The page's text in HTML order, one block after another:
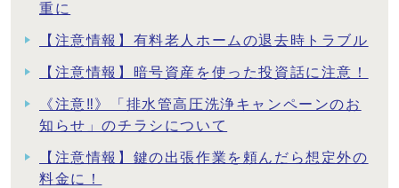
重に
【注意情報】有料老人ホームの退去時トラブル
【注意情報】暗号資産を使った投資話に注意！
《注意‼》「排水管高圧洗浄キャンペーンのお
知らせ」のチラシについて
【注意情報】鍵の出張作業を頼んだら想定外の
料金に！